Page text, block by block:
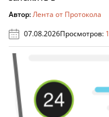
Автор:Лента от Протокола
07.08.2026Просмотров: